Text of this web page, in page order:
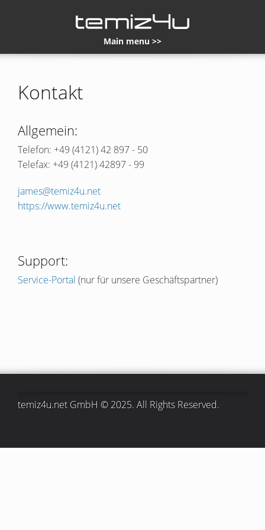
Main menu >>
Kontakt
Allgemein:
Telefon: +49 (4121) 42 897 - 50
Telefax: +49 (4121) 42897 - 99
james@temiz4u.net
https://www.temiz4u.net
Support:
Service-Portal (nur für unsere Geschäftspartner)
temiz4u.net GmbH © 2025. All Rights Reserved.